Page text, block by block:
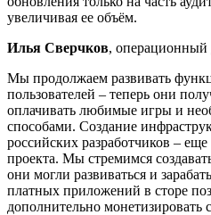
увеличивая ее объём.
Илья Сверчков, операционный
Мы продолжаем развивать
пользователей – теперь они
оплачивать любимые игры и
способами. Создание
российских разработчиков –
проекта. Мы стремимся
они могли развиваться и
платных приложений в сторе
дополнительно монетизировать